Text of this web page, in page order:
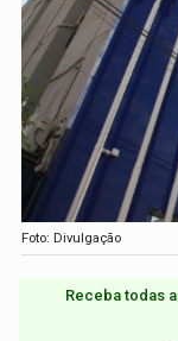
Foto: Divulgação
Receba todas